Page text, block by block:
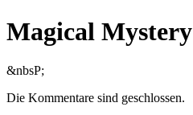
Magical Mystery
&nbsP;
Die Kommentare sind geschlossen.